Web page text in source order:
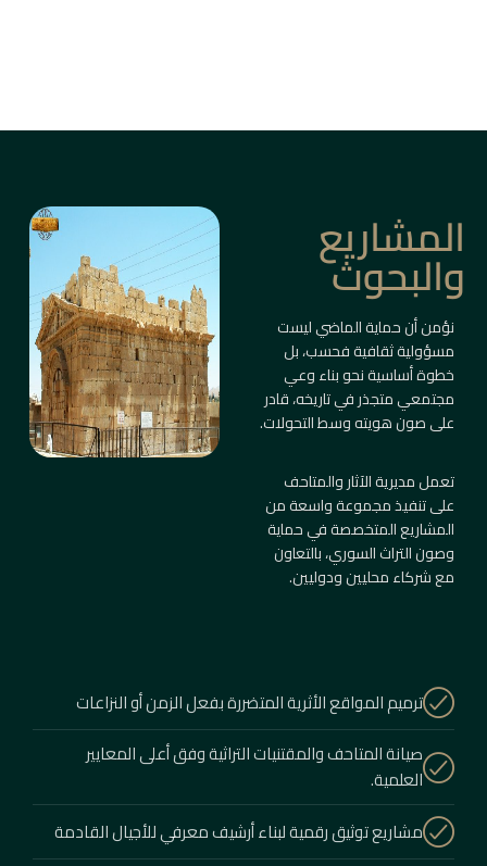
المشاريع
والبحوث
نؤمن أن حماية الماضي ليست
مسؤولية ثقافية فحسب، بل
خطوة أساسية نحو بناء وعي
مجتمعي متجذر في تاريخه، قادر
على صون هويته وسط التحولات.
تعمل مديرية الآثار والمتاحف
على تنفيذ مجموعة واسعة من
المشاريع المتخصصة في حماية
وصون التراث السوري، بالتعاون
مع شركاء محليين ودوليين.
ترميم المواقع الأثرية المتضررة بفعل الزمن أو النزاعات
صيانة المتاحف والمقتنيات التراثية وفق أعلى المعايير
العلمية.
مشاريع توثيق رقمية لبناء أرشيف معرفي للأجيال القادمة